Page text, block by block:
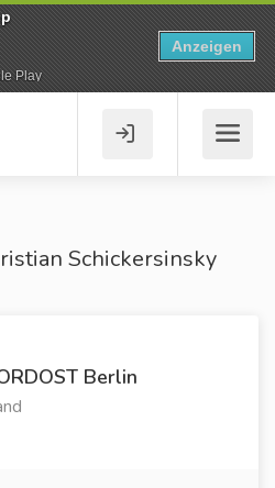
Schickersinsky
Berlin
Play
Anzeigen